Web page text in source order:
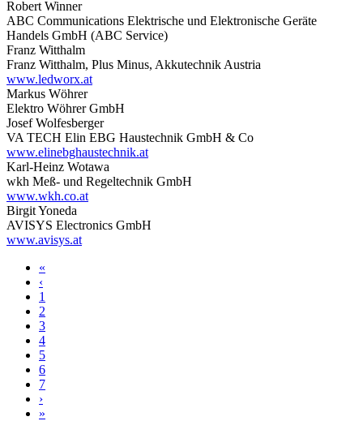
Robert Winner
ABC Communications Elektrische und Elektronische Geräte
Handels GmbH (ABC Service)
Franz Witthalm
Franz Witthalm, Plus Minus, Akkutechnik Austria
www.ledworx.at
Markus Wöhrer
Elektro Wöhrer GmbH
Josef Wolfesberger
VA TECH Elin EBG Haustechnik GmbH & Co
www.elinebghaustechnik.at
Karl-Heinz Wotawa
wkh Meß- und Regeltechnik GmbH
www.wkh.co.at
Birgit Yoneda
AVISYS Electronics GmbH
www.avisys.at
«
‹
1
2
3
4
5
6
7
›
»